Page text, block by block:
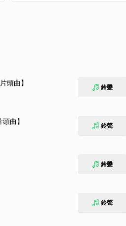
頭曲】 鈴聲
曲】 鈴聲
鈴聲
鈴聲